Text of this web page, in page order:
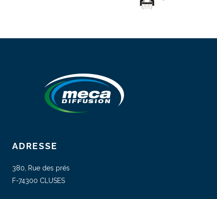
ADRESSE
380, Rue des prés
F-74300 CLUSES